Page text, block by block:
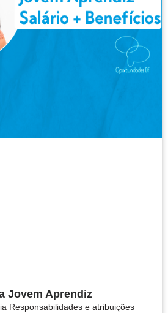
Jovem Aprendiz
Responsabilidades e atribuições